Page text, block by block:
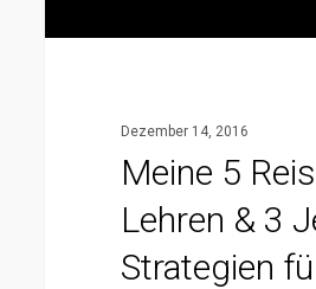
für
Dezember 14, 2016
Meine 5
Lehren & 3
Strategien